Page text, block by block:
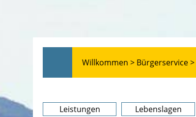
Willkommen > Bürgerservice >
Leistungen Lebenslagen